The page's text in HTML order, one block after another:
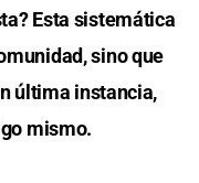
Esta sistemática
sino que
última instancia,
mismo.